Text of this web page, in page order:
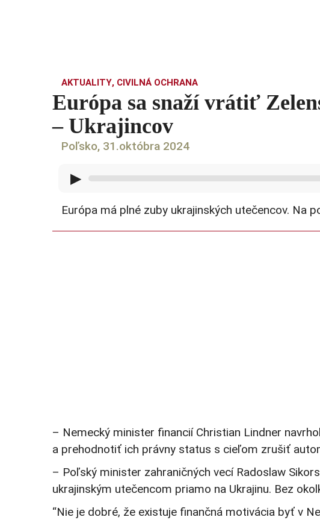
AKTUALITY, CIVILNÁ OCHRANA
Európa sa snaží vrátiť
– Ukrajincov
Poľsko, 31.októbra 2024
▶
Európa má plné zuby ukrajinských utečencov. Na
– Nemecký minister financií Christian Lindner
a prehodnotiť ich právny status s cieľom zrušiť
– Poľský minister zahraničných vecí Radoslaw
ukrajinským utečencom priamo na Ukrajinu. Bez
“Nie je dobré, že existuje finančná motivácia byť v